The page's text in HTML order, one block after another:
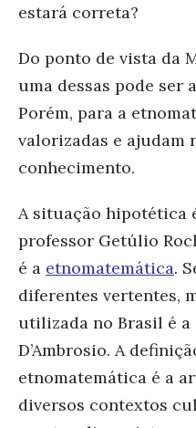
estará correta?
Do ponto de vista da
uma dessas pode ser
Porém, para a
valorizadas e ajudam
conhecimento.
A situação hipotética
professor Getúlio
é a etnomatemática.
diferentes vertentes,
utilizada no Brasil é
D’Ambrosio. A
etnomatemática é a
diversos contextos